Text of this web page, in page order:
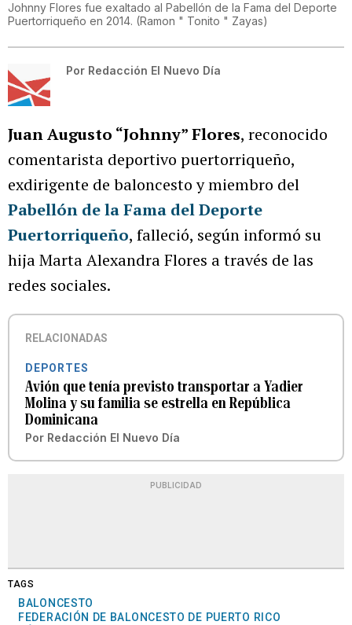
Johnny Flores fue exaltado al Pabellón de la Fama del Deporte
Puertorriqueño en 2014. (Ramon " Tonito " Zayas)
Por Redacción El Nuevo Día
Juan Augusto “Johnny” Flores, reconocido
comentarista deportivo puertorriqueño,
exdirigente de baloncesto y miembro del
Pabellón de la Fama del Deporte
Puertorriqueño, falleció, según informó su
hija Marta Alexandra Flores a través de las
redes sociales.
RELACIONADAS
DEPORTES
Avión que tenía previsto transportar a Yadier
Molina y su familia se estrella en República
Dominicana
Por Redacción El Nuevo Día
PUBLICIDAD
TAGS
BALONCESTO
FEDERACIÓN DE BALONCESTO DE PUERTO RICO